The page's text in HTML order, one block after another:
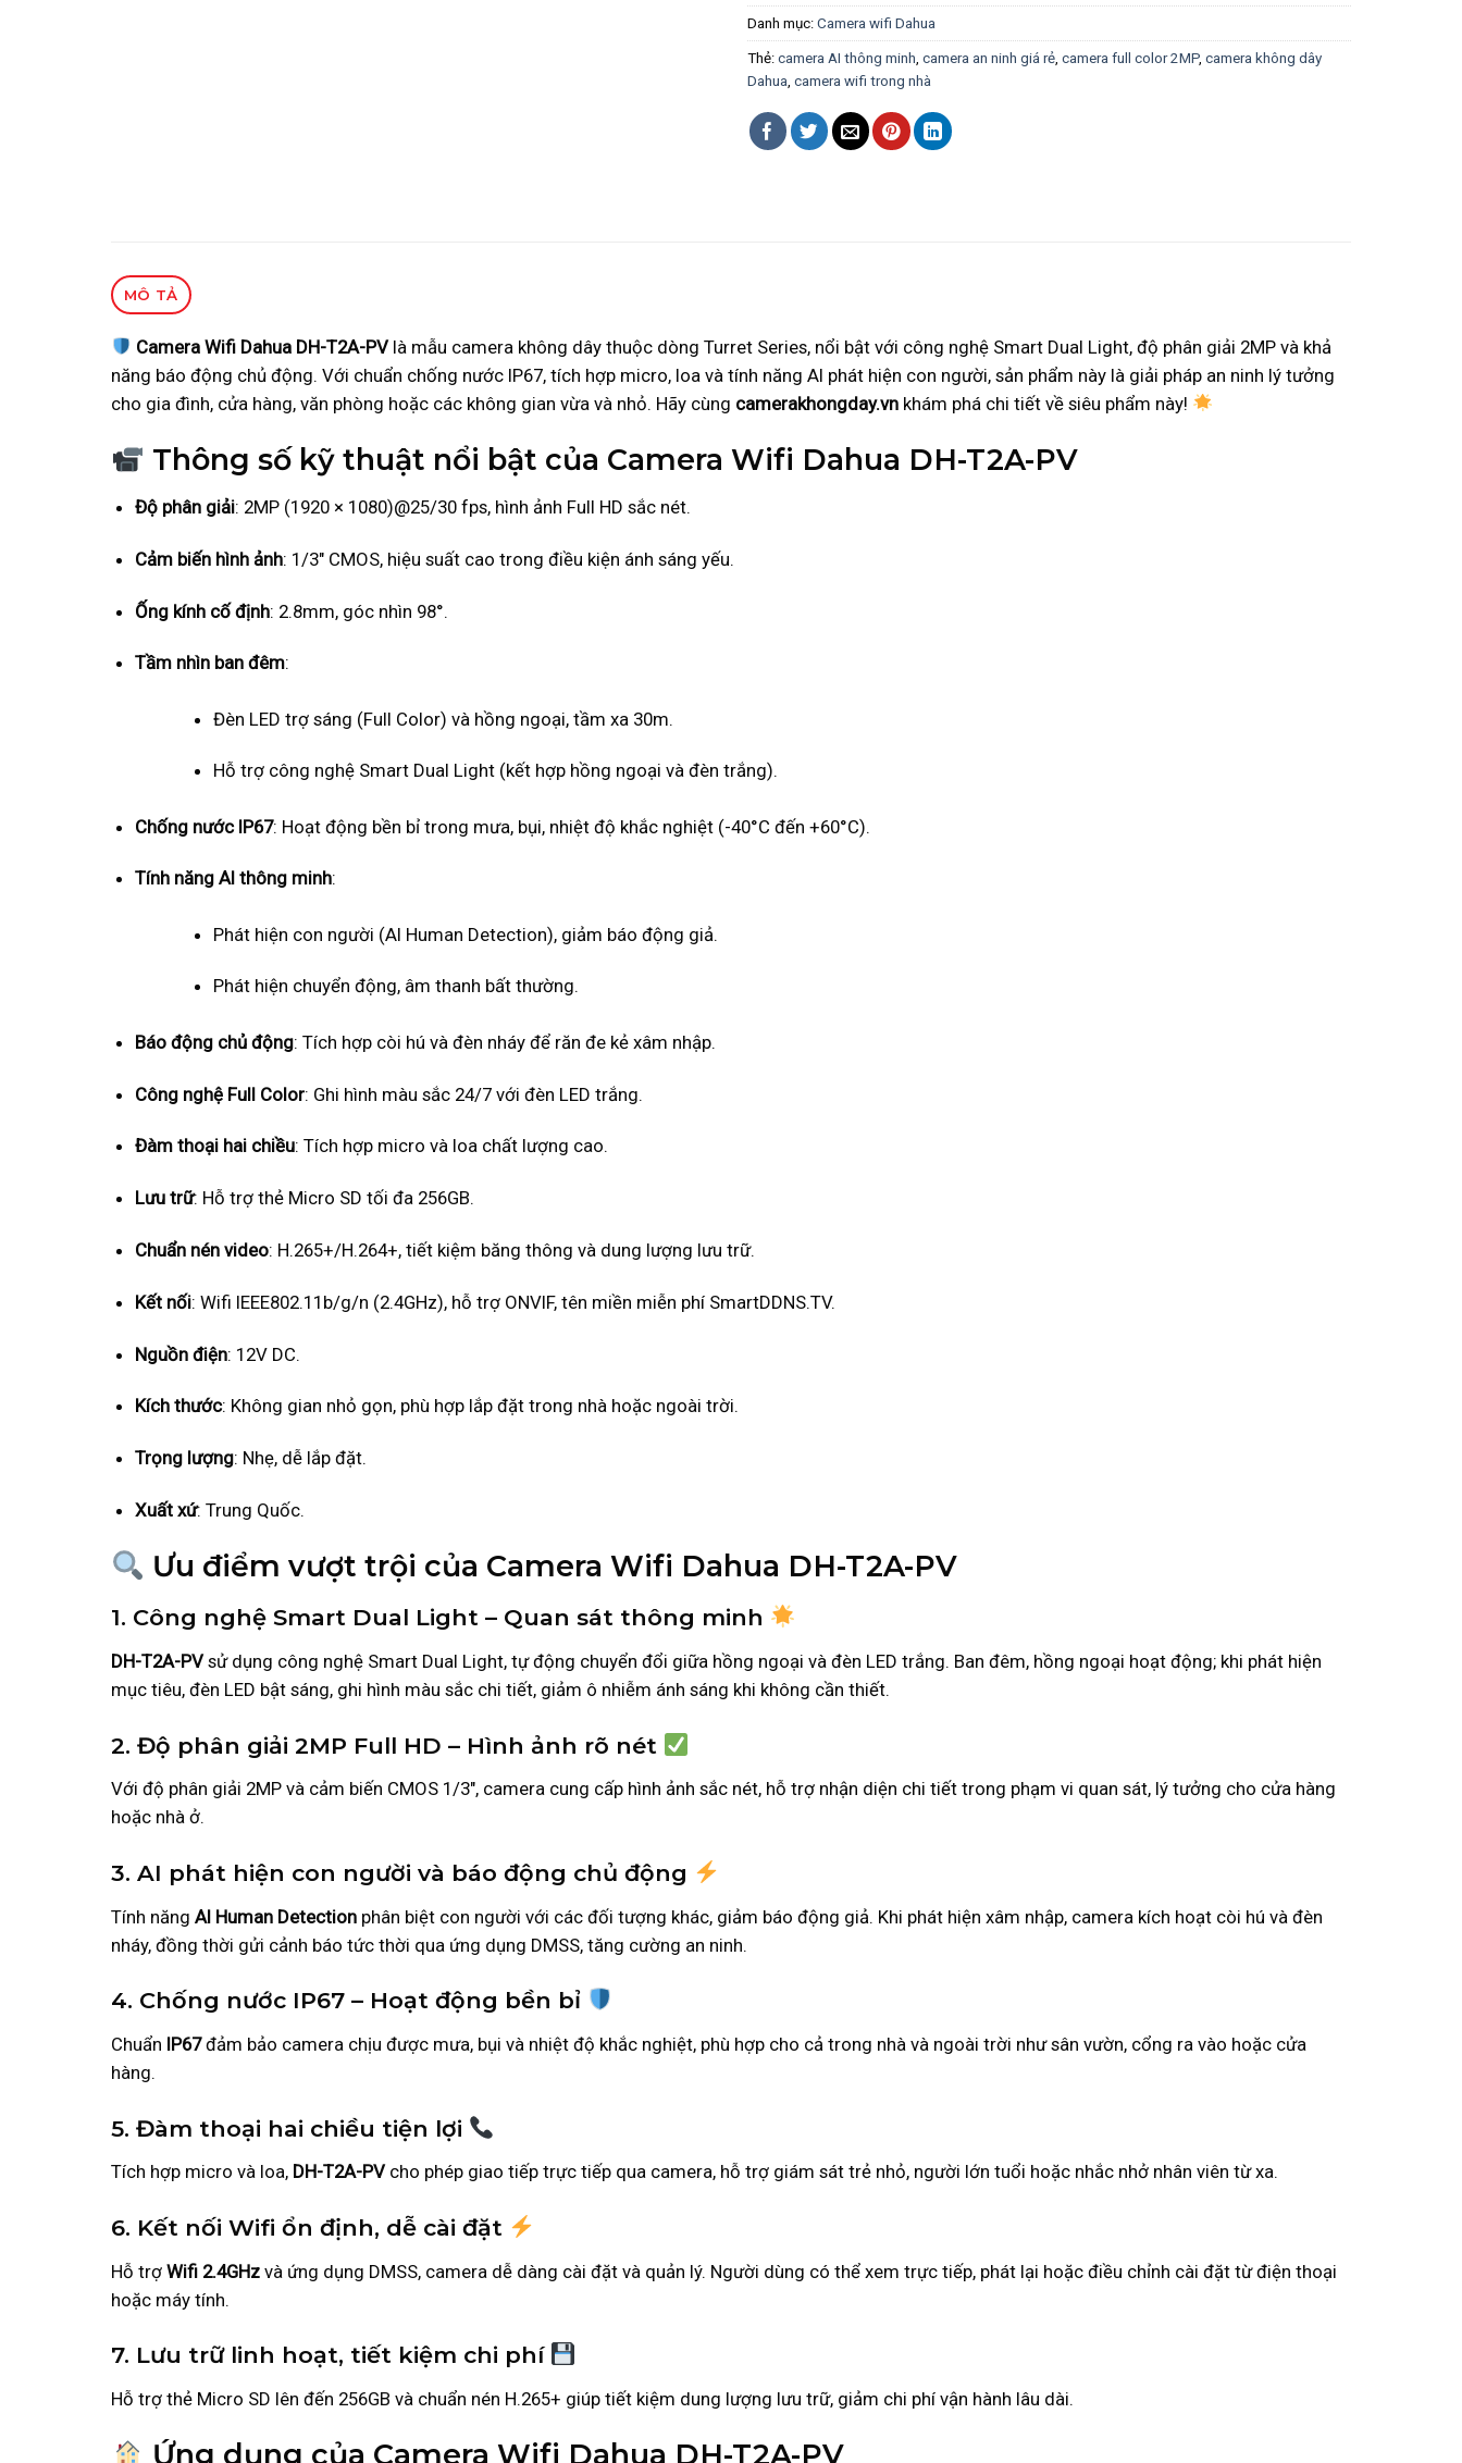
Danh mục: Camera wifi Dahua
Thẻ: camera AI thông minh camera an ninh giá rẻ camera full color 2MP, camera không dây
Dahua camera wifi trong nhà
MÔ TẢ
Camera Wifi Dahua DH-T2A-PVlà mẫu camera không dây thuộc dòng Turret Series, nổi bật với công nghệ Smart Dual Light, độ phân giải 2MP và khả
năng báo động chủ động. Với chuẩn chống nước IP67, tích hợp micro, loa và tính năng AI phát hiện con người, sản phẩm này là giải pháp an ninh lý tưởng
cho gia đình, cửa hàng, văn phòng hoặc các không gian vừa và nhỏ. Hãy cùng camerakhongday.vn khám phá chi tiết về siêu phẩm này!
Thông số kỹ thuật nổi bật của Camera Wifi Dahua DH-T2A-PV
Độ phân giải: 2MP (1920 × 1080)@25/30 fps, hình ảnh Full HD sắc nét.
Cảm biến hình ảnh: 1/3″ CMOS, hiệu suất cao trong điều kiện ánh sáng yếu.
Ống kính cố định: 2.8mm, góc nhìn 98°.
Tầm nhìn ban đêm:
Đèn LED trợ sáng (Full Color) và hồng ngoại, tầm xa 30m.
Hỗ trợ công nghệ Smart Dual Light (kết hợp hồng ngoại và đèn trắng).
Chống nước IP67: Hoạt động bền bỉ trong mưa, bụi, nhiệt độ khắc nghiệt (-40°C đến +60°C).
Tính năng AI thông minh:
Phát hiện con người (AI Human Detection), giảm báo động giả.
Phát hiện chuyển động, âm thanh bất thường.
Báo động chủ động: Tích hợp còi hú và đèn nháy để răn đe kẻ xâm nhập.
Công nghệ Full Color: Ghi hình màu sắc 24/7 với đèn LED trắng.
Đàm thoại hai chiều: Tích hợp micro và loa chất lượng cao.
Lưu trữ: Hỗ trợ thẻ Micro SD tối đa 256GB.
Chuẩn nén video: H.265+/H.264+, tiết kiệm băng thông và dung lượng lưu trữ.
Kết nối: Wifi IEEE802.11b/g/n (2.4GHz), hỗ trợ ONVIF, tên miền miễn phí SmartDDNS.TV.
Nguồn điện: 12V DC.
Kích thước: Không gian nhỏ gọn, phù hợp lắp đặt trong nhà hoặc ngoài trời.
Trọng lượng: Nhẹ, dễ lắp đặt.
Xuất xứ: Trung Quốc.
Ưu điểm vượt trội của Camera Wifi Dahua DH-T2A-PV
1. Công nghệ Smart Dual Light – Quan sát thông minh
DH-T2A-PVsử dụng công nghệ Smart Dual Light, tự động chuyển đổi giữa hồng ngoại và đèn LED trắng. Ban đêm, hồng ngoại hoạt động; khi phát hiện
mục tiêu, đèn LED bật sáng, ghi hình màu sắc chi tiết, giảm ô nhiễm ánh sáng khi không cần thiết.
2. Độ phân giải 2MP Full HD – Hình ảnh rõ nét
Với độ phân giải 2MP và cảm biến CMOS 1/3″, camera cung cấp hình ảnh sắc nét, hỗ trợ nhận diện chi tiết trong phạm vi quan sát, lý tưởng cho cửa hàng
hoặc nhà ở.
3. AI phát hiện con người và báo động chủ động
Tính năng AI Human Detection phân biệt con người với các đối tượng khác, giảm báo động giả. Khi phát hiện xâm nhập, camera kích hoạt còi hú và đèn
nháy, đồng thời gửi cảnh báo tức thời qua ứng dụng DMSS, tăng cường an ninh.
4. Chống nước IP67 – Hoạt động bền bỉ
Chuẩn IP67đảm bảo camera chịu được mưa, bụi và nhiệt độ khắc nghiệt, phù hợp cho cả trong nhà và ngoài trời như sân vườn, cổng ra vào hoặc cửa
hàng.
5. Đàm thoại hai chiều tiện lợi
Tích hợp micro và loa, DH-T2A-PVcho phép giao tiếp trực tiếp qua camera, hỗ trợ giám sát trẻ nhỏ, người lớn tuổi hoặc nhắc nhở nhân viên từ xa.
6. Kết nối Wifi ổn định, dễ cài đặt
Hỗ trợ Wifi 2.4GHz và ứng dụng DMSS, camera dễ dàng cài đặt và quản lý. Người dùng có thể xem trực tiếp, phát lại hoặc điều chỉnh cài đặt từ điện thoại
hoặc máy tính.
7. Lưu trữ linh hoạt, tiết kiệm chi phí
Hỗ trợ thẻ Micro SD lên đến 256GB và chuẩn nén H.265+ giúp tiết kiệm dung lượng lưu trữ, giảm chi phí vận hành lâu dài.
Ứng dụng của Camera Wifi Dahua DH-T2A-PV